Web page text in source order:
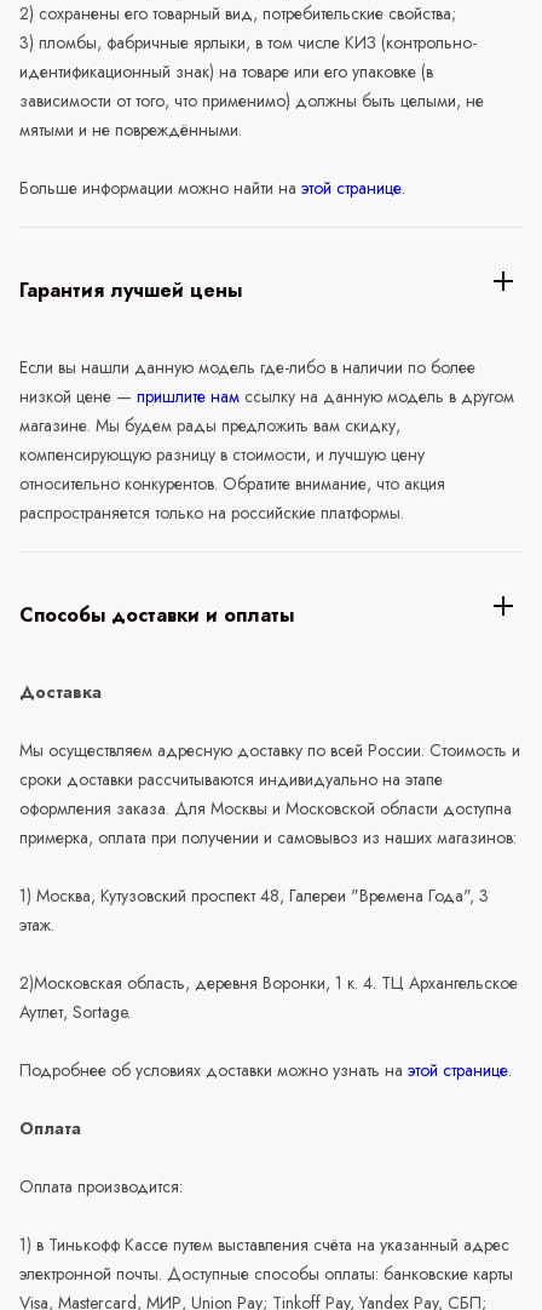
2) сохранены его товарный вид, потребительские свойства;
3) пломбы, фабричные ярлыки, в том числе КИЗ (контрольно-
идентификационный знак) на товаре или его упаковке (в
зависимости от того, что применимо) должны быть целыми, не
мятыми и не повреждёнными.
Больше информации можно найти на этой странице.
Гарантия лучшей цены
Если вы нашли данную модель где-либо в наличии по более
низкой цене — пришлите нам ссылку на данную модель в другом
магазине. Мы будем рады предложить вам скидку,
компенсирующую разницу в стоимости, и лучшую цену
относительно конкурентов. Обратите внимание, что акция
распространяется только на российские платформы.
Способы доставки и оплаты
Доставка
Мы осуществляем адресную доставку по всей России. Стоимость и
сроки доставки рассчитываются индивидуально на этапе
оформления заказа. Для Москвы и Московской области доступна
примерка, оплата при получении и самовывоз из наших магазинов:
1) Москва, Кутузовский проспект 48, Галереи "Времена Года", 3
этаж.
2)Московская область, деревня Воронки, 1 к. 4. ТЦ Архангельское
Аутлет, Sortage.
Подробнее об условиях доставки можно узнать на этой странице.
Оплата
Оплата производится:
1) в Тинькофф Кассе путем выставления счёта на указанный адрес
электронной почты. Доступные способы оплаты: банковские карты
Visa, Mastercard, МИР, Union Pay; Tinkoff Pay, Yandex Pay, СБП;